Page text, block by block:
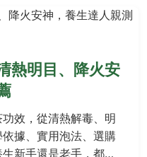
熱明目、降火安
效，從清熱解毒、明
據、實用泡法、選購
新手還是老手，都能